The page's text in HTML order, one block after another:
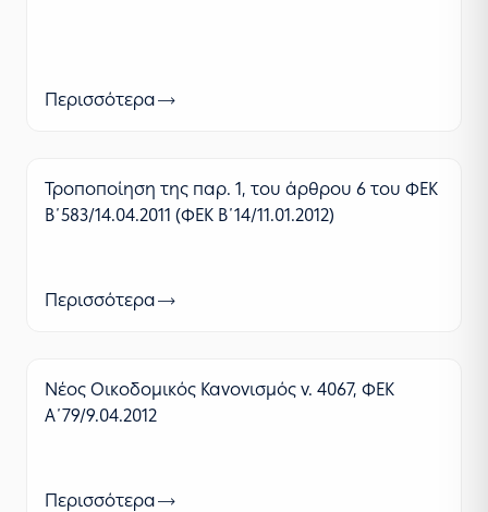
Περισσότερα
Τροποποίηση της παρ. 1, του άρθρου 6 του ΦΕΚ
Β΄583/14.04.2011 (ΦΕΚ Β΄14/11.01.2012)
Περισσότερα
Νέος Οικοδομικός Κανονισμός ν. 4067, ΦΕΚ
Α΄79/9.04.2012
Περισσότερα